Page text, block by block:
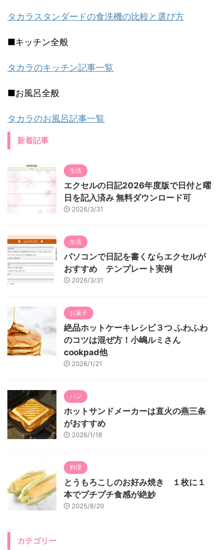
タカラスタンダードの食洗機の比較と選び方
■キッチン全般
タカラのキッチン記事一覧
■お風呂全般
タカラのお風呂記事一覧
新着記事
生活
エクセルの日記2026年度版で日付と曜
日を記入済み 無料ダウンロード可
2026/3/31
生活
パソコンで日記を書くならエクセルが
おすすめ テンプレート実例
2026/3/31
お菓子
絶品ホットケーキレシピ３つ ふわふわ
のコツは混ぜ方！小嶋ルミさん
cookpad他
2026/1/21
パン
ホットサンドメーカーは直火の燕三条
がおすすめ
2026/1/18
料理
とうもろこしのお好み焼き １枚に１
本でプチプチ食感が絶妙
2025/8/20
カテゴリー